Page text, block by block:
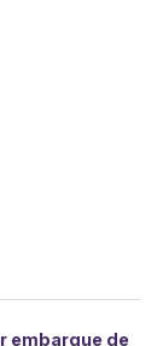
embarque de